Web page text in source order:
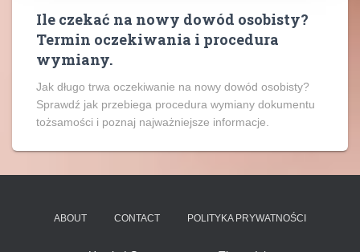
Ile czekać na nowy dowód osobisty?
Termin oczekiwania i procedura
wymiany.
Jak długo trwa oczekiwanie na nowy dowód osobisty?
Sprawdź jak przebiega procedura wymiany dokumentu
tożsamości i poznaj najważniejsze informacje.
ABOUT CONTACT POLITYKA PRYWATNOŚCI